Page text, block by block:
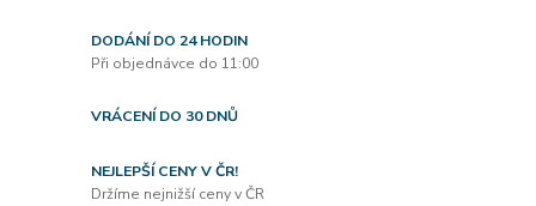
DODÁNÍ DO 24 HODIN
Při objednávce do 11:00
VRÁCENÍ DO 30 DNŮ
NEJLEPŠÍ CENY V ČR!
Držíme nejnižší ceny v ČR